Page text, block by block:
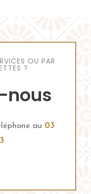
OU PAR
?
nous
au 03